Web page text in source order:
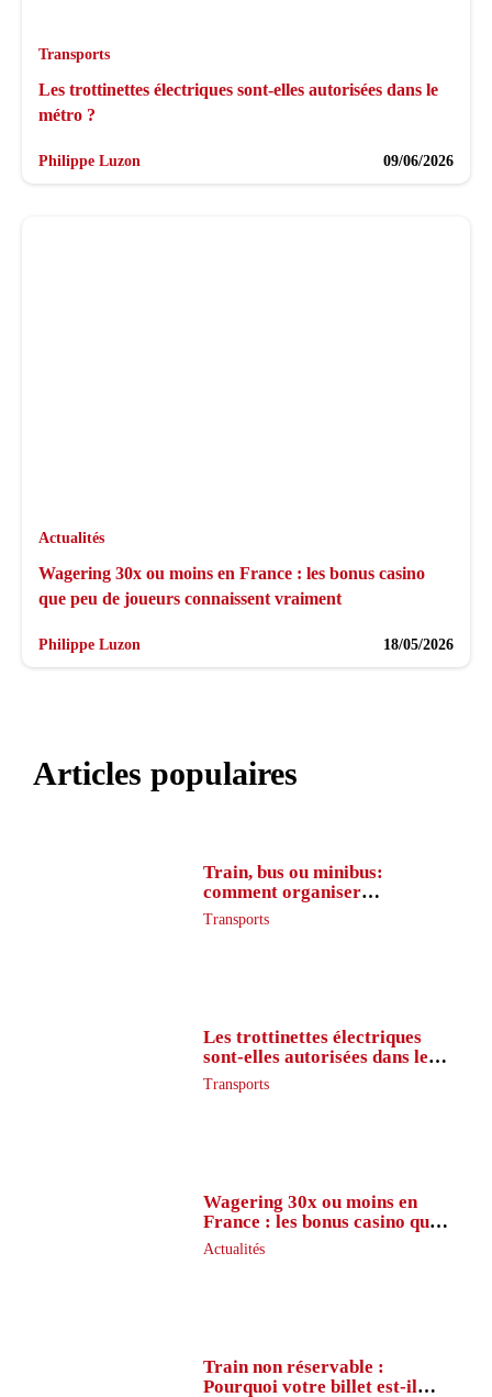
Transports
Les trottinettes électriques sont-elles autorisées dans le
métro ?
Philippe Luzon 09/06/2026
Actualités
Wagering 30x ou moins en France : les bonus casino
que peu de joueurs connaissent vraiment
Philippe Luzon 18/05/2026
Articles populaires
Train, bus ou minibus:
comment organiser
l’itinéraire en France
Transports
Les trottinettes électriques
sont-elles autorisées dans le
métro ?
Transports
Wagering 30x ou moins en
France : les bonus casino que
peu de joueurs connaissent
vraiment
Actualités
Train non réservable :
Pourquoi votre billet est-il